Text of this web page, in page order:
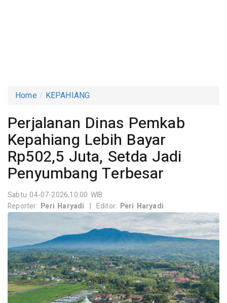
Home KEPAHIANG
Perjalanan Dinas Pemkab
Kepahiang Lebih Bayar
Rp502,5 Juta, Setda Jadi
Penyumbang Terbesar
Sabtu 04-07-2026,10:00 WIB
Reporter: Peri Haryadi | Editor: Peri Haryadi